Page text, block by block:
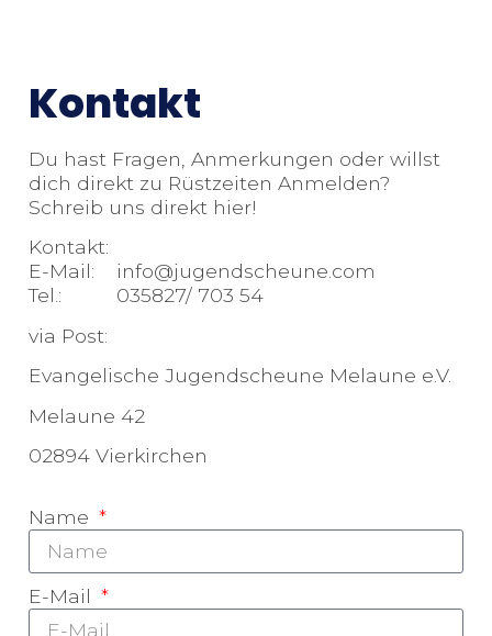
Kontakt
Du hast Fragen, Anmerkungen oder willst
dich direkt zu Rüstzeiten Anmelden?
Schreib uns direkt hier!
Kontakt:
E-Mail: info@jugendscheune.com
Tel.: 035827/ 703 54
via Post:
Evangelische Jugendscheune Melaune e.V.
Melaune 42
02894 Vierkirchen
Name
E-Mail